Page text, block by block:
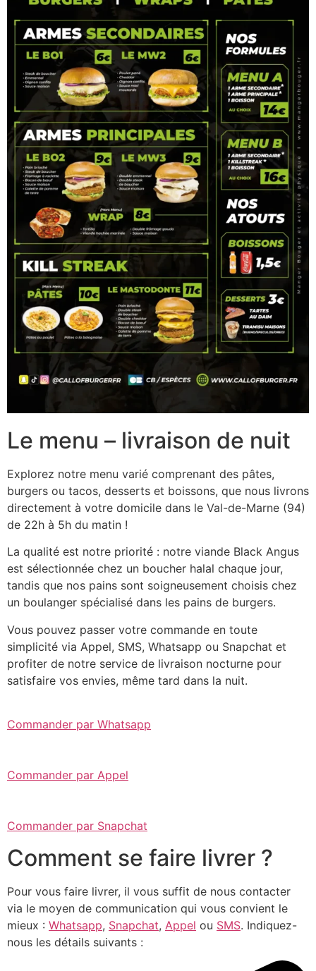
Le menu – livraison de nuit
Explorez notre menu varié comprenant des pâtes,
burgers ou tacos, desserts et boissons, que nous livrons
directement à votre domicile dans le Val-de-Marne (94)
de 22h à 5h du matin !
La qualité est notre priorité : notre viande Black Angus
est sélectionnée chez un boucher halal chaque jour,
tandis que nos pains sont soigneusement choisis chez
un boulanger spécialisé dans les pains de burgers.
Vous pouvez passer votre commande en toute
simplicité via Appel, SMS, Whatsapp ou Snapchat et
profiter de notre service de livraison nocturne pour
satisfaire vos envies, même tard dans la nuit.
Commander par Whatsapp
Commander par Appel
Commander par Snapchat
Comment se faire livrer ?
Pour vous faire livrer, il vous suffit de nous contacter
via le moyen de communication qui vous convient le
mieux : Whatsapp, Snapchat, Appel ou SMS. Indiquez-
nous les détails suivants :